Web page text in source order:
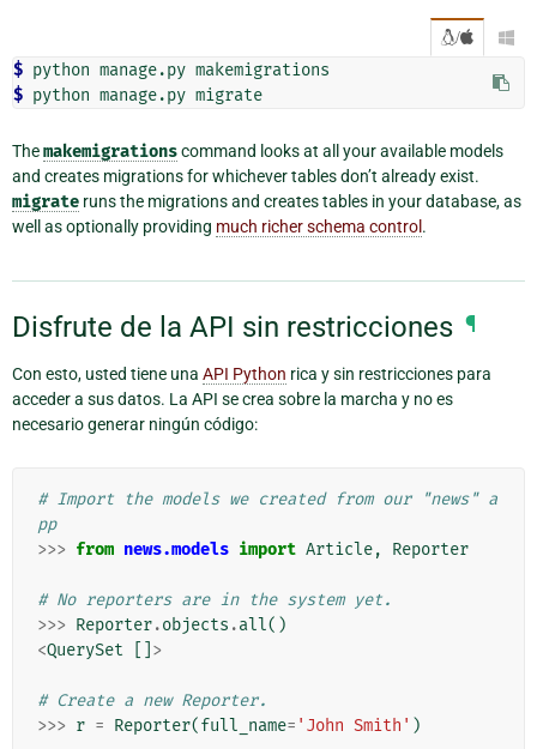
/ 
$
$
Themakemigrationscommand looks at all your available models
and creates migrations for whichever tables don’t already exist.
migrate runs the migrations and creates tables in your database, as
well as optionally providing much richer schema control .
Disfrute de la API sin restricciones ¶
Con esto, usted tiene una API Python rica y sin restricciones para
acceder a sus datos. La API se crea sobre la marcha y no es
necesario generar ningún código:
# Import the models we created from our "news" a
pp
>>> from news.models import Article, Reporter
# No reporters are in the system yet.
>>> Reporter.objects .all()
<QuerySet >
# Create a new Reporter.
>>> r = Reporter(full_name= 'John Smith' )